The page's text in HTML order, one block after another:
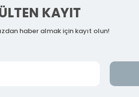
KAYIT
haber almak için kayıt olun!